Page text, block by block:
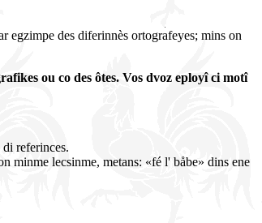
egzimpe des diferinnès ortografeyes; mins on
ou co des ôtes. Vos dvoz eployî ci motî
referinces.
minme lecsinme, metans: «fé l' båbe» dins ene